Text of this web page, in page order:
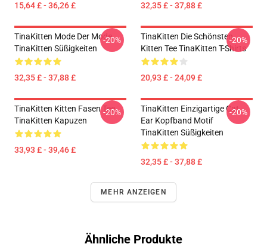
15,64 £ - 36,26 £ 32,35 £ - 37,88 £
TinaKitten Mode Der Mode
TinaKitten Süßigkeiten
32,35 £ - 37,88 £
-20%
TinaKitten Die Schönsten
Kitten Tee TinaKitten T-Shirts
20,93 £ - 24,09 £
-20%
TinaKitten Kitten Fasen Tee
TinaKitten Kapuzen
33,93 £ - 39,46 £
-20%
TinaKitten Einzigartige Cat
Ear Kopfband Motif
TinaKitten Süßigkeiten
32,35 £ - 37,88 £
-20%
MEHR ANZEIGEN
Ähnliche Produkte